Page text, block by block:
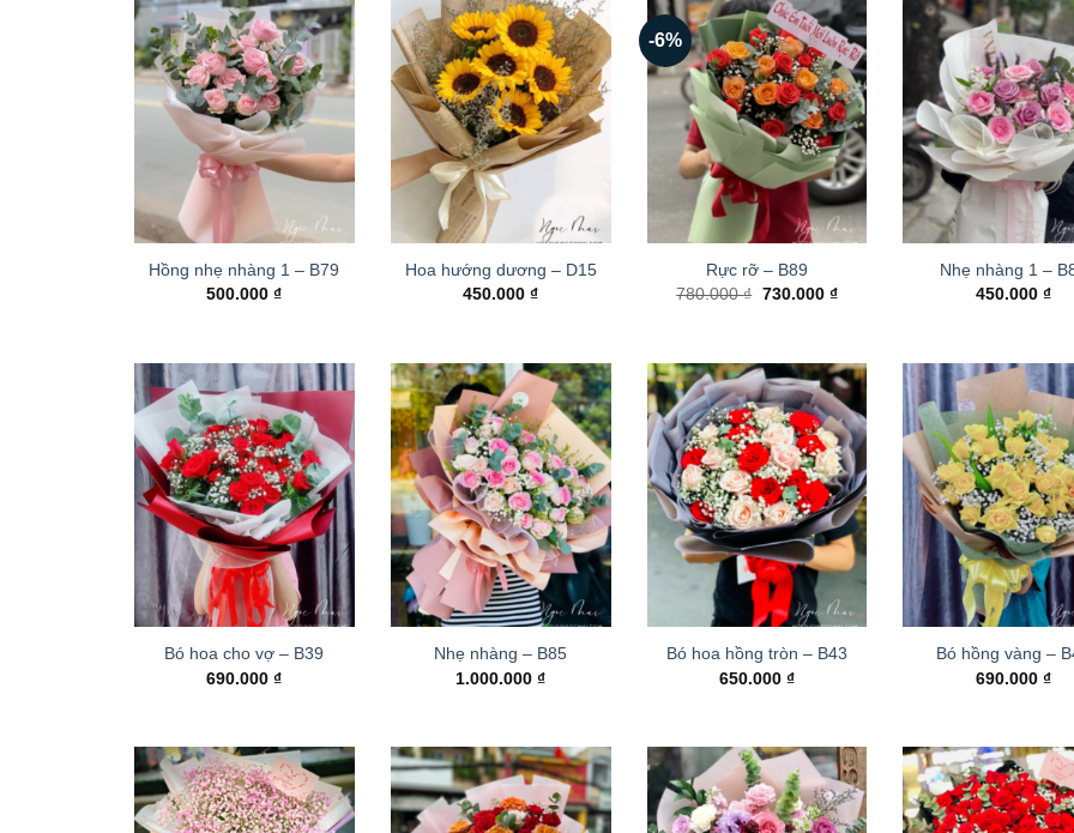
Hồng nhẹ nhàng 1 – B79
500.000₫
Hoa hướng dương – D15
450.000₫
-6%
Rực rỡ – B89
780.000₫ Giá
730.000 ₫Giá
730.000 ₫.
Nhẹ nhàng 1 –
450.000 ₫
Bó hoa cho vợ – B39
690.000₫
Nhẹ nhàng – B85
1.000.000₫
Bó hoa hồng tròn – B43
650.000 ₫
Bó hồng vàng –
690.000 ₫